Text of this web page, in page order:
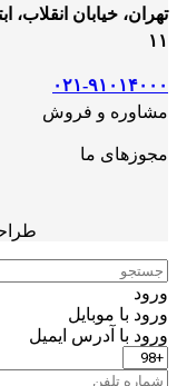
تهران، خیابان انقلاب،
۱۱
۰۲۱-۹۱۰۱۴۰۰۰
مشاوره و فروش
مجوزهای ما
ورود
ورود با موبایل
ورود با ‫آدرس ایمیل